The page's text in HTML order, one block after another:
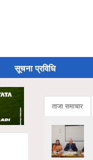
सूचना प्रविधि
ताजा समाचार